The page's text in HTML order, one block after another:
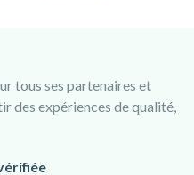
vous passerez un
dynamisme et
un service de qualité depuis
intégrité, respect et
tous ses partenaires et
des expériences de qualité,